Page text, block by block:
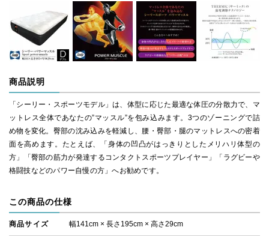
商品説明
「シーリー・スポーツモデル」は、体型に応じた最適な体圧の分散力で、マ
ットレス全体であなたの”マッスル”を包み込みます。3つのゾーニングで詰
め物を変化。臀部の沈み込みを軽減し、腰・臀部・腿のマットレスへの密着
面を高めます。たとえば、「身体の凹凸がはっきりとしたメリハリ体型の
方」「臀部の筋力が発達するコンタクトスポーツプレイヤー」「ラグビーや
格闘技などのパワー自慢の方」へお勧めです。
この商品の仕様
商品サイズ 幅141cm × 長さ195cm × 高さ29cm